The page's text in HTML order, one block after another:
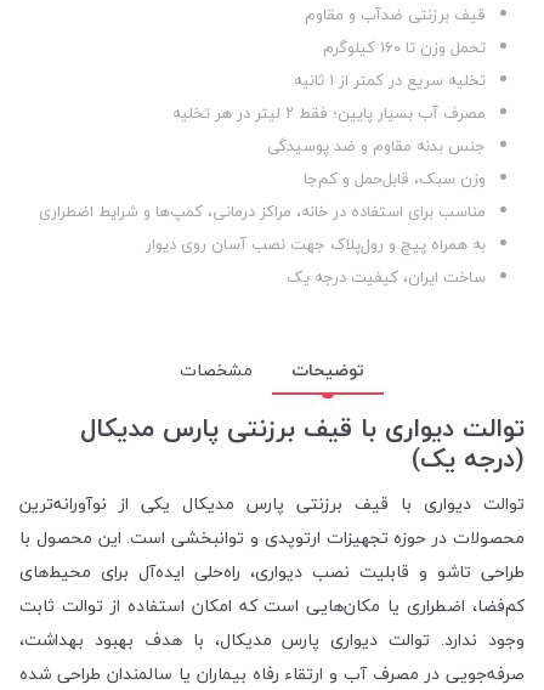
قیف برزنتی ضدآب و مقاوم
تحمل وزن تا ۱۶۰ کیلوگرم
تخلیه سریع در کمتر از ۱ ثانیه
مصرف آب بسیار پایین؛ فقط ۲ لیتر در هر تخلیه
جنس بدنه مقاوم و ضد پوسیدگی
وزن سبک، قابل‌حمل و کم‌جا
مناسب برای استفاده در خانه، مراکز درمانی، کمپ‌ها و شرایط اضطراری
به همراه پیچ و رول‌پلاک جهت نصب آسان روی دیوار
ساخت ایران، کیفیت درجه یک
توضیحات مشخصات
توالت دیواری با قیف برزنتی پارس مدیکال
(درجه یک)
توالت دیواری با قیف برزنتی پارس مدیکال یکی از نوآورانه‌ترین
محصولات در حوزه تجهیزات ارتوپدی و توانبخشی است. این محصول با
طراحی تاشو و قابلیت نصب دیواری، راه‌حلی ایده‌آل برای محیط‌های
کم‌فضا، اضطراری یا مکان‌هایی است که امکان استفاده از توالت ثابت
وجود ندارد. توالت دیواری پارس مدیکال، با هدف بهبود بهداشت،
صرفه‌جویی در مصرف آب و ارتقاء رفاه بیماران یا سالمندان طراحی شده